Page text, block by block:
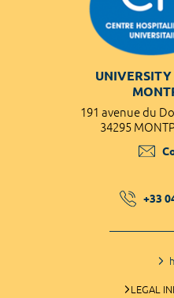
191 avenue du
34295
+33
LEGAL